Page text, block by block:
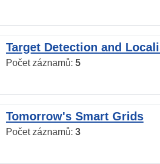
Target Detection and
Počet záznamů: 5
Tomorrow's Smart Grids
Počet záznamů: 3